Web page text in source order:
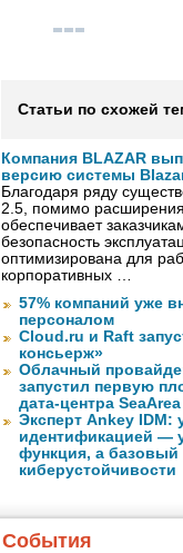
Статьи по схожей
Компания BLAZAR
версию системы
Благодаря ряду
2.5, помимо
обеспечивает
безопасность
оптимизирована для
корпоративных …
57% компаний уже
персоналом
Cloud.ru и Raft
консьерж»
Облачный
запустил первую
дата-центра
Эксперт Ankey IDM:
идентификацией —
функция, а базовый
киберустойчивости
События